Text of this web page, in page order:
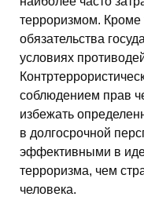
терроризмом. Кроме
обязательства
условиях
соблюдением прав
избежать
в долгосрочной
эффективными в
терроризма, чем
человека.